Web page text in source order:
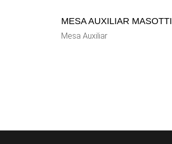
MESA AUXILIAR MASOTTI
Mesa Auxiliar